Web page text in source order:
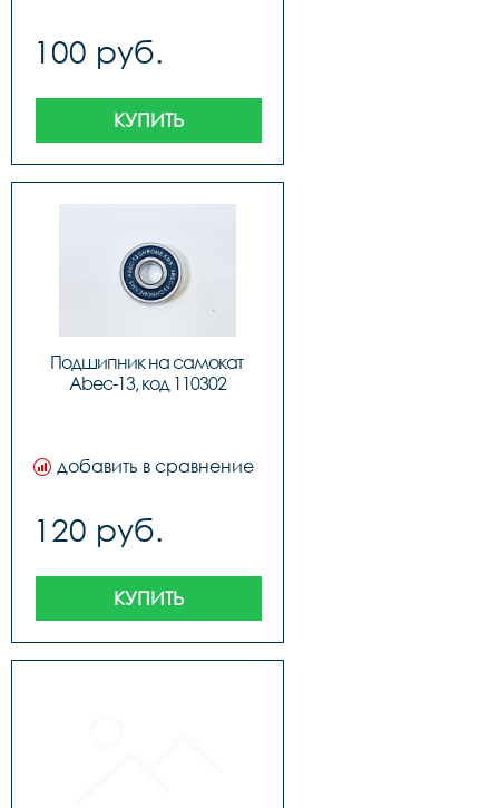
100 руб.
КУПИТЬ
Подшипник на самокат
Abec-13, код 110302
добавить в сравнение
120 руб.
КУПИТЬ